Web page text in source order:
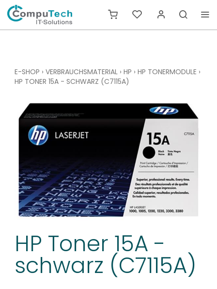
E-SHOP › VERBRAUCHSMATERIAL › HP › HP TONERMODULE ›
HP TONER 15A - SCHWARZ (C7115A)
HP Toner 15A -
schwarz (C7115A)